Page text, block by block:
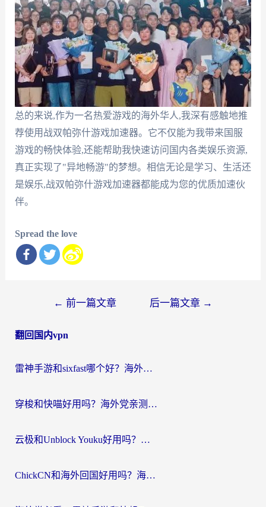
总的来说,作为一名热爱游戏的海外华人,我深有感触地推
荐使用战双帕弥什游戏加速器。它不仅能为我带来国服
游戏的畅快体验,还能帮助我快速访问国内各类娱乐资源,
真正实现了"异地畅游"的梦想。相信无论是学习、生活还
是娱乐,战双帕弥什游戏加速器都能成为您的优质加速伙
伴。
Spread the love
导
← 前一篇文章 后一篇文章 →
翻回国内vpn
雷神手游和sixfast哪个好？海外党亲测3款回国加速器，教你选对不踩坑
穿梭和快喵好用吗？海外党亲测：小众加速器对比+番茄加速器深度体验
云极和Unblock Youku好用吗？海外党亲测+2026回国加速器避坑指南
ChickCN和海外回国好用吗？海外党2026亲测：从手游到影音，选对加速器的3个关键